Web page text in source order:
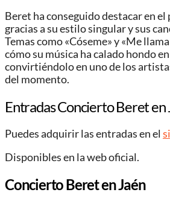
Beret ha conseguido destacar en el
gracias a su estilo singular y sus
Temas como «Cóseme» y «Me
cómo su música ha calado hondo
convirtiéndolo en uno de los
del momento.
Entradas Concierto Beret en
Puedes adquirir las entradas en el
Disponibles en la web oficial.
Concierto Beret en Jaén